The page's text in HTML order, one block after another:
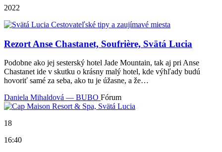
2022
Rezort Anse Chastanet, Soufrière, Svätá Lucia
Podobne ako jej sesterský hotel Jade Mountain, tak aj pri Anse
Chastanet ide v skutku o krásny malý hotel, kde výhľady budú
hovoriť samé za seba, ako tu je úžasne, a že…
Daniela Mihaldová — BUBO Fórum
18
16:40